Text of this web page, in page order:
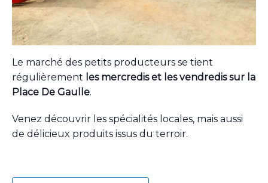
Le marché des petits producteurs se tient
régulièrement les mercredis et les vendredis sur la
Place De Gaulle.
Venez découvrir les spécialités locales, mais aussi
de délicieux produits issus du terroir.